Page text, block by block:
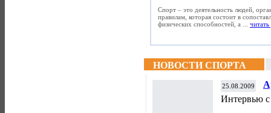
Спорт – это деятельность людей,
правилам, которая состоит в
физических способностей, а ... читать
НОВОСТИ СПОРТА
25.08.2009
Интервью